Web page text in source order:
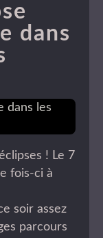
dans
! Le 7
fois-ci à
soir assez
parcours